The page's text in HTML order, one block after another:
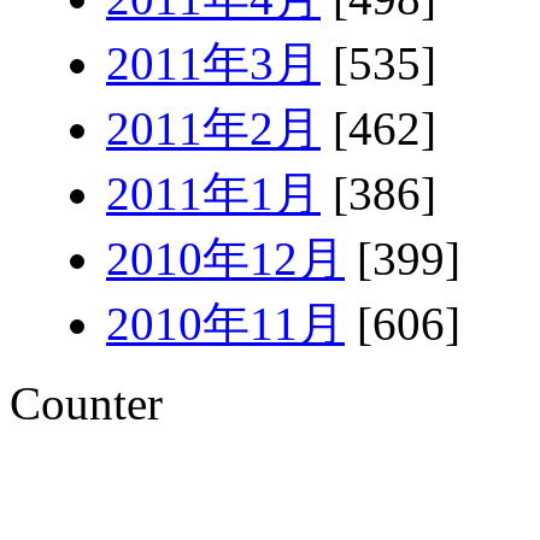
2011年3月 [535]
2011年2月 [462]
2011年1月 [386]
2010年12月 [399]
2010年11月 [606]
Counter